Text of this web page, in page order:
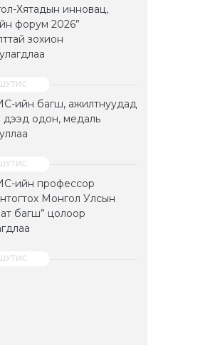
Хятадын инновац,
форум 2026”
зохион
ийн багш, ажилтнуудад
дээд одон, медаль
ийн профессор
Монгол Улсын
багш” цолоор